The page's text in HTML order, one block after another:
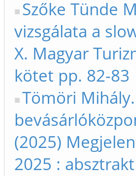
Szőke Tünde
vizsgálata a
X. Magyar
kötet pp. 82-83
Tömöri
(2025)
2025 :